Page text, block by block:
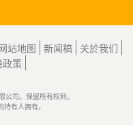
站地图 新闻稿
关於我们
政策
司。保留所有权利。
有人拥有。